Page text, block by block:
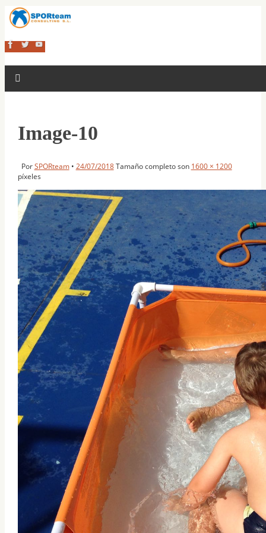
Image-10
PorSPORteam • 24/07/2018 Tamaño completo son 1600 × 1200
píxeles